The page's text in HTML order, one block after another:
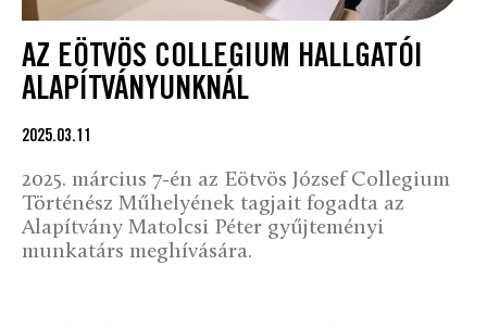
AZ EÖTVÖS COLLEGIUM HALLGATÓI
ALAPÍTVÁNYUNKNÁL
2025.03.11
2025. március 7-én az Eötvös József Collegium
Történész Műhelyének tagjait fogadta az
Alapítvány Matolcsi Péter gyűjteményi
munkatárs meghívására.